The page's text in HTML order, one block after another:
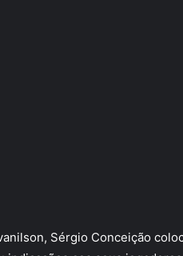
Sérgio Conceição